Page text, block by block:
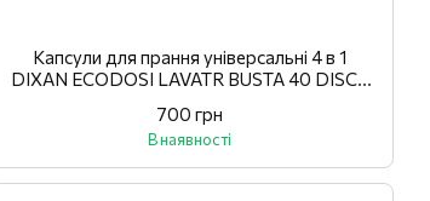
Капсули для прання універсальні 4 в 1
DIXAN ECODOSI LAVATR BUSTA 40 DISCS
700 грн
В наявності